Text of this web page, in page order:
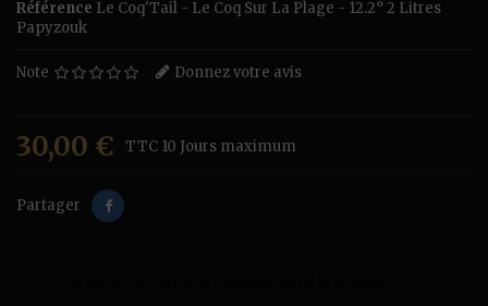
Référence Le Coq'Tail - Le Coq Sur La Plage - 12.2° 2 Litres
Papyzouk
Note Donnez votre avis
30,00 € TTC 10 Jours maximum
Partager